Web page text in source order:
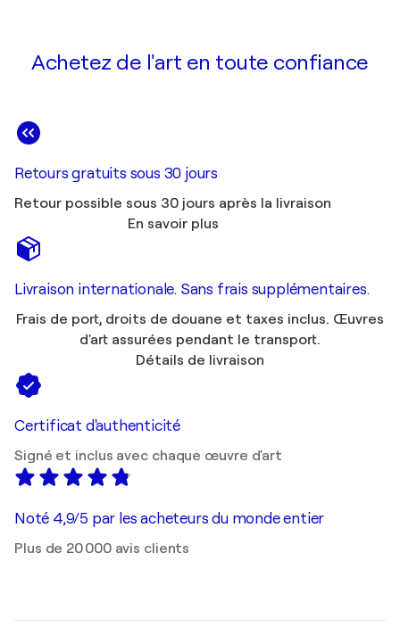
Achetez de l'art en toute confiance
Retours gratuits sous 30 jours
Retour possible sous 30 jours après la livraison
En savoir plus
Livraison internationale. Sans frais supplémentaires.
Frais de port, droits de douane et taxes inclus. Œuvres
d'art assurées pendant le transport.
Détails de livraison
Certificat d'authenticité
Signé et inclus avec chaque œuvre d'art
Noté 4,9/5 par les acheteurs du monde entier
Plus de 20 000 avis clients